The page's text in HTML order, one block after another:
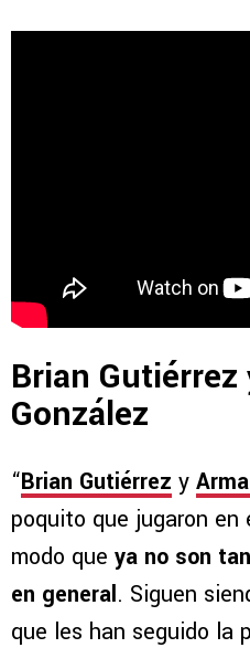
Brian Gutiérrez
González
“Brian Gutiérrez y
poquito que jugaron
modo que ya no son
en general. Siguen
que les han seguido la